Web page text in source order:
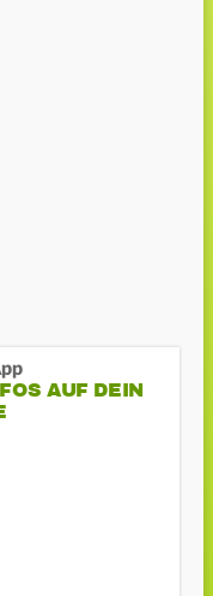
AUF DEIN